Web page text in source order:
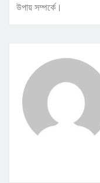
উপায় সম্পর্কে।